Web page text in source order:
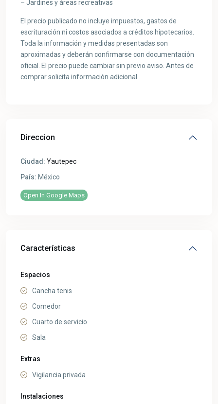
– Jardines y áreas recreativas
El precio publicado no incluye impuestos, gastos de
escrituración ni costos asociados a créditos hipotecarios.
Toda la información y medidas presentadas son
aproximadas y deberán confirmarse con documentación
oficial. El precio puede cambiar sin previo aviso. Antes de
comprar solicita información adicional.
Direccion
Ciudad: Yautepec
País: México
Open In Google Maps
Características
Espacios
Cancha tenis
Comedor
Cuarto de servicio
Sala
Extras
Vigilancia privada
Instalaciones